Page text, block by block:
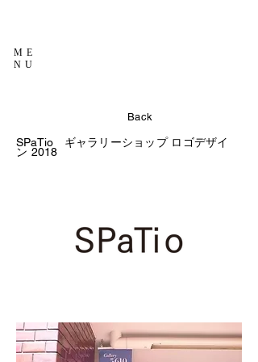
ME
NU
Back
SPaTio
ギャラリーショップ ロゴデザイ
ン 2018